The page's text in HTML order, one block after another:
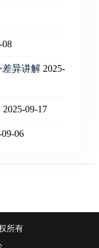
08
差异讲解 2025-
2025-09-17
09-06
所有